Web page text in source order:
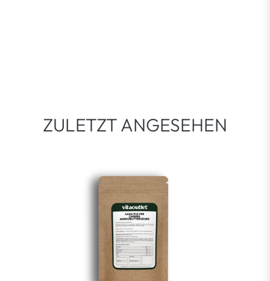
ZULETZT ANGESEHEN